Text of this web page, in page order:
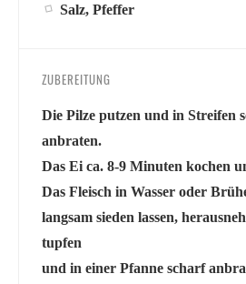
Salz, Pfeffer
ZUBEREITUNG
Die Pilze putzen und in Streifen
anbraten.
Das Ei ca. 8-9 Minuten kochen
Das Fleisch in Wasser oder
langsam sieden lassen,
tupfen
und in einer Pfanne scharf